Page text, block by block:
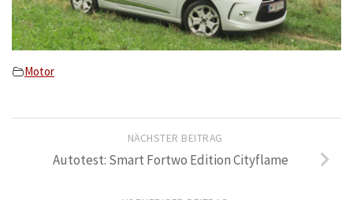
Motor
NÄCHSTER BEITRAG
Autotest: Smart Fortwo Edition Cityflame